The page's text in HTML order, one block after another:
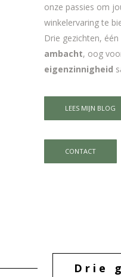
onze passies om
winkelervaring te
Drie gezichten,
ambacht, oog
eigenzinnigheid
LEES MIJN BLOG
CONTACT
Drie